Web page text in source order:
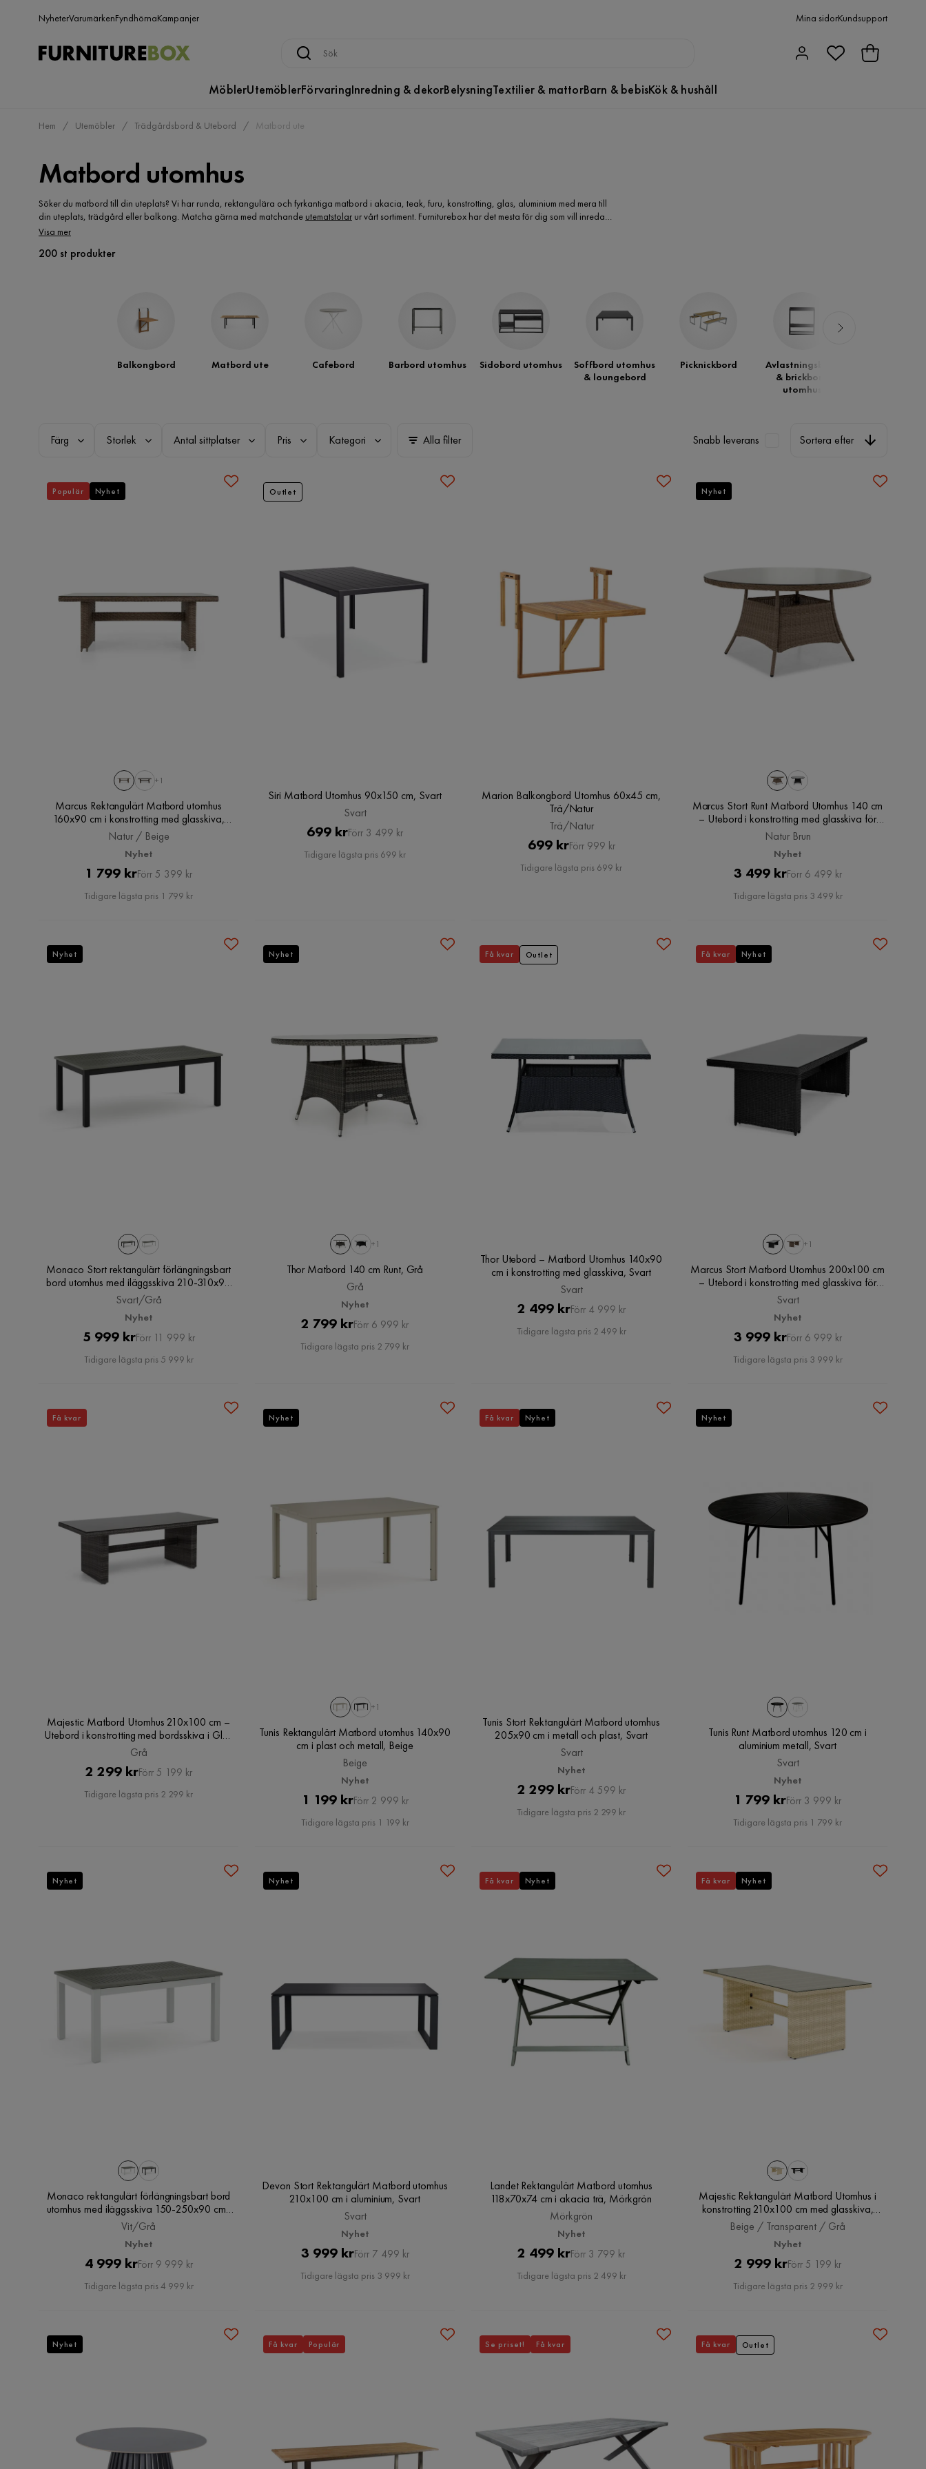
NyheterVarumärkenFyndhörnaKampanjer Mina sidorKundsupport
MöblerUtemöblerFörvaringInredning & dekorBelysningTextilier & mattorBarn & bebisKök & hushåll
Hem Utemöbler Trädgårdsbord & Utebord Matbord ute
Matbord utomhus
Söker du matbord till din uteplats? Vi har runda, rektangulära och fyrkantiga matbord i akacia, teak, furu, konstrotting, glas, aluminium med mera till
din uteplats, trädgård eller balkong. Matcha gärna med matchande utematstolar ur vårt sortiment. Furniturebox har det mesta för dig som vill inreda
med ett snyggt och billigt matbord ute.
Visa mer
200 st produkter
Balkongbord Matbord ute Cafebord Barbord utomhus Sidobord utomhus
Soffbord utomhus
& loungebord
Picknickbord
Avlastningsbord
& brickbord
utomhus
Färg Storlek Antal sittplatser Pris Kategori Alla filter Snabb leverans Sortera efter
+1
Marcus Rektangulärt Matbord utomhus
160x90 cm i konstrotting med glasskiva,
Natur / Beige
Natur / Beige
Nyhet
Pris
1 799 krOriginal
Pris
Förr 5 399 kr
Tidigare lägsta pris 1 799 kr
Populär Nyhet
Siri Matbord Utomhus 90x150 cm, Svart
Svart
Pris
699 kr Original
Pris
Förr 3 499 kr
Tidigare lägsta pris 699 kr
Outlet
Marion Balkongbord Utomhus 60x45 cm,
Trä/Natur
Trä/Natur
Pris
699 krOriginal
Pris
Förr 999 kr
Tidigare lägsta pris 699 kr
Marcus Stort Runt Matbord Utomhus 140 cm
– Utebord i konstrotting med glasskiva för
Uteplats och Trädgård, Natur Brun
Natur Brun
Nyhet
Pris
3 499 krOriginal
Pris
Förr 6 499 kr
Tidigare lägsta pris 3 499 kr
Nyhet
Monaco Stort rektangulärt förlängningsbart
bord utomhus med iläggsskiva 210-310x90
cm i aluminium/plast, Svart/Grå
Svart/Grå
Nyhet
Pris
5 999 krOriginal
Pris
Förr 11 999 kr
Tidigare lägsta pris 5 999 kr
Nyhet
+1
Thor Matbord 140 cm Runt, Grå
Grå
Nyhet
Pris
2 799 krOriginal
Pris
Förr 6 999 kr
Tidigare lägsta pris 2 799 kr
Nyhet
Thor Utebord – Matbord Utomhus 140x90
cm i konstrotting med glasskiva, Svart
Svart
Pris
2 499 krOriginal
Pris
Förr 4 999 kr
Tidigare lägsta pris 2 499 kr
Få kvar Outlet
+1
Marcus Stort Matbord Utomhus 200x100 cm
– Utebord i konstrotting med glasskiva för
Uteplats och Trädgård, Svart
Svart
Nyhet
Pris
3 999 krOriginal
Pris
Förr 6 999 kr
Tidigare lägsta pris 3 999 kr
Få kvar Nyhet
Majestic Matbord Utomhus 210x100 cm –
Utebord i konstrotting med bordsskiva i Glas
för Trädgård och Altan, Grå
Grå
Pris
2 299 krOriginal
Pris
Förr 5 199 kr
Tidigare lägsta pris 2 299 kr
Få kvar
+1
Tunis Rektangulärt Matbord utomhus 140x90
cm i plast och metall, Beige
Beige
Nyhet
Pris
1 199 krOriginal
Pris
Förr 2 999 kr
Tidigare lägsta pris 1 199 kr
Nyhet
Tunis Stort Rektangulärt Matbord utomhus
205x90 cm i metall och plast, Svart
Svart
Nyhet
Pris
2 299 krOriginal
Pris
Förr 4 599 kr
Tidigare lägsta pris 2 299 kr
Få kvar Nyhet
Tunis Runt Matbord utomhus 120 cm i
aluminium metall, Svart
Svart
Nyhet
Pris
1 799 krOriginal
Pris
Förr 3 999 kr
Tidigare lägsta pris 1 799 kr
Nyhet
Monaco rektangulärt förlängningsbart bord
utomhus med iläggsskiva 150-250x90 cm i
aluminium/metall/plast, Vit/Grå
Vit/Grå
Nyhet
Pris
4 999 krOriginal
Pris
Förr 9 999 kr
Tidigare lägsta pris 4 999 kr
Nyhet
Devon Stort Rektangulärt Matbord utomhus
210x100 cm i aluminium, Svart
Svart
Nyhet
Pris
3 999 krOriginal
Pris
Förr 7 499 kr
Tidigare lägsta pris 3 999 kr
Nyhet
Landet Rektangulärt Matbord utomhus
118x70x74 cm i akacia trä, Mörkgrön
Mörkgrön
Nyhet
Pris
2 499 krOriginal
Pris
Förr 3 799 kr
Tidigare lägsta pris 2 499 kr
Få kvar Nyhet
Majestic Rektangulärt Matbord Utomhus i
konstrotting 210x100 cm med glasskiva,
Beige / Transparent / Grå
Beige / Transparent / Grå
Nyhet
Pris
2 999 krOriginal
Pris
Förr 5 199 kr
Tidigare lägsta pris 2 999 kr
Få kvar Nyhet
Nyhet Få kvar Populär Se priset! Få kvar Få kvar Outlet